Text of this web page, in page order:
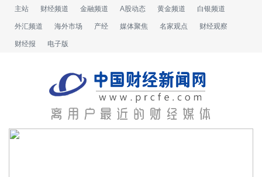
主站 财经频道 金融频道 A股动态 黄金频道 白银频道
外汇频道 海外市场 产经 媒体聚焦 名家观点 财经观察
财经报 电子版